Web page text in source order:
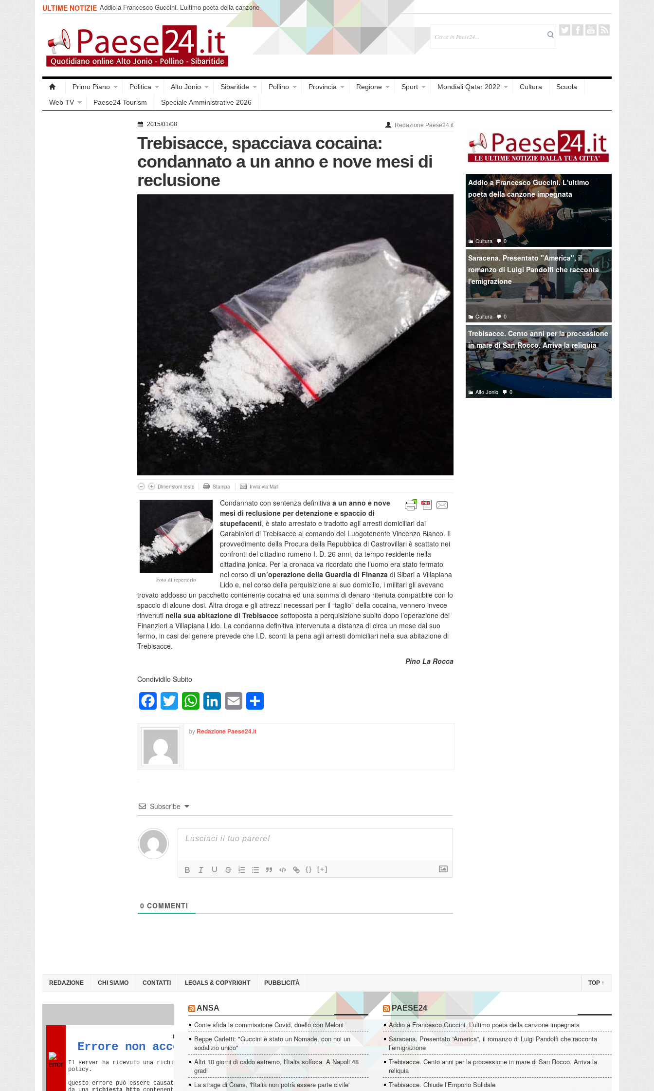
ULTIME NOTIZIE Addio a Francesco Guccini. L’ultimo poeta della canzone
impegnata
Primo Piano Politica Alto Jonio Sibaritide Pollino Provincia Regione Sport Mondiali Qatar 2022 Cultura
Scuola
Web TV
Paese24 Tourism Speciale Amministrative 2026
2015/01/08 Redazione Paese24.it
Trebisacce, spacciava cocaina:
condannato a un anno e nove mesi di
reclusione
Dimensioni testo Stampa Invia via Mail
Foto di repertorio
Condannato con sentenza definitiva a un anno e nove
mesi di reclusione per detenzione e spaccio di
stupefacenti, è stato arrestato e tradotto agli arresti domiciliari dai
Carabinieri di Trebisacce al comando del Luogotenente Vincenzo Bianco. Il
provvedimento della Procura della Repubblica di Castrovillari è scattato nei
confronti del cittadino rumeno I. D. 26 anni, da tempo residente nella
cittadina jonica. Per la cronaca va ricordato che l’uomo era stato fermato
nel corso di un’operazione della Guardia di Finanza di Sibari a Villapiana
Lido e, nel corso della perquisizione al suo domicilio, i militari gli avevano
trovato addosso un pacchetto contenente cocaina ed una somma di denaro ritenuta compatibile con lo
spaccio di alcune dosi. Altra droga e gli attrezzi necessari per il “taglio” della cocaina, vennero invece
rinvenuti nella sua abitazione di Trebisacce sottoposta a perquisizione subito dopo l’operazione dei
Finanzieri a Villapiana Lido. La condanna definitiva intervenuta a distanza di circa un mese dal suo
fermo, in casi del genere prevede che I.D. sconti la pena agli arresti domiciliari nella sua abitazione di
Trebisacce.
Pino La Rocca
Condividilo Subito
FacebookTwitter WhatsAppLinkedInEmail
by Redazione Paese24.it
Subscribe
{} [+]
0 COMMENTI
Addio a Francesco Guccini. L'ultimo
poeta della canzone impegnata
Cultura 0
Saracena. Presentato "America", il
romanzo di Luigi Pandolfi che racconta
l'emigrazione
Cultura 0
Trebisacce. Cento anni per la processione
in mare di San Rocco. Arriva la reliquia
Alto Jonio 0
REDAZIONE CHI SIAMO CONTATTI LEGALS & COPYRIGHT PUBBLICITÀ TOP ↑
ANSA
Conte sfida la commissione Covid, duello con Meloni
Beppe Carletti: "Guccini è stato un Nomade, con noi un
sodalizio unico"
Altri 10 giorni di caldo estremo, l'Italia soffoca. A Napoli 48
gradi
La strage di Crans, 'l'Italia non potrà essere parte civile'
PAESE24
Addio a Francesco Guccini. L’ultimo poeta della canzone impegnata
Saracena. Presentato “America”, il romanzo di Luigi Pandolfi che racconta
l’emigrazione
Trebisacce. Cento anni per la processione in mare di San Rocco. Arriva la
reliquia
Trebisacce. Chiude l’Emporio Solidale